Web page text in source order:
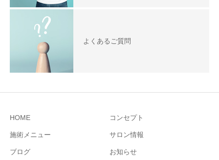
よくあるご質問
HOME コンセプト
施術メニュー サロン情報
ブログ お知らせ